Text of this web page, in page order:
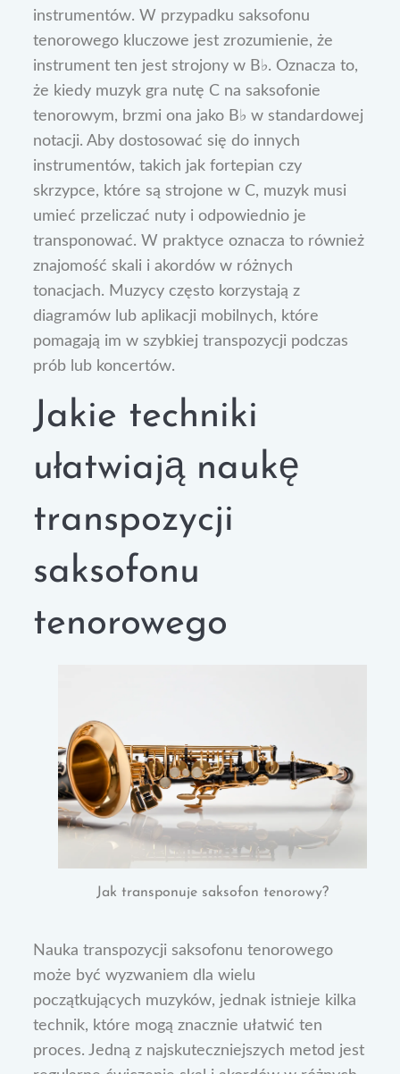
instrumentów. W przypadku saksofonu
tenorowego kluczowe jest zrozumienie, że
instrument ten jest strojony w B♭. Oznacza to,
że kiedy muzyk gra nutę C na saksofonie
tenorowym, brzmi ona jako B♭ w standardowej
notacji. Aby dostosować się do innych
instrumentów, takich jak fortepian czy
skrzypce, które są strojone w C, muzyk musi
umieć przeliczać nuty i odpowiednio je
transponować. W praktyce oznacza to również
znajomość skali i akordów w różnych
tonacjach. Muzycy często korzystają z
diagramów lub aplikacji mobilnych, które
pomagają im w szybkiej transpozycji podczas
prób lub koncertów.
Jakie techniki
ułatwiają naukę
transpozycji
saksofonu
tenorowego
Jak transponuje saksofon tenorowy?
Nauka transpozycji saksofonu tenorowego
może być wyzwaniem dla wielu
początkujących muzyków, jednak istnieje kilka
technik, które mogą znacznie ułatwić ten
proces. Jedną z najskuteczniejszych metod jest